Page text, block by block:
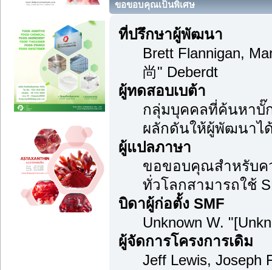
ขอขอบคุณเป็นพิเศษ
ที่ปรึกษาผู้พัฒนา
Brett Flannigan,
尚" Deberdt
ผู้ทดสอบเบต้า
กลุ่มบุคคลที่ค้นหาบั๊
ผลักดันให้ผู้พัฒนาไ
ผู้แปลภาษา
ขอขอบคุณสำหรับค
ทั่วโลกสามารถใช้
บิดาผู้ก่อตั้ง SMF
Unknown W.
ผู้จัดการโครงการเดิม
Jeff Lewis, Joseph